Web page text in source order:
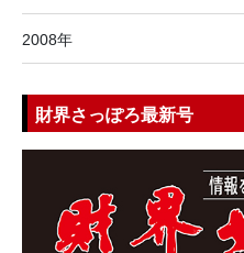
2008年
財界さっぽろ最新号